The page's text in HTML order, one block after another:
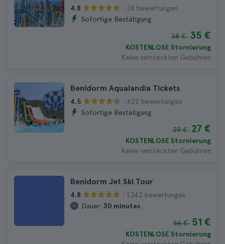
4.8
24 bewertungen
Sofortige Bestätigung
38 € 35 €
KOSTENLOSE Stornierung
Keine versteckten Gebühren
Benidorm Aqualandia Tickets
4.5
622 bewertungen
Sofortige Bestätigung
29 € 27 €
KOSTENLOSE Stornierung
Keine versteckten Gebühren
Benidorm Jet Ski Tour
4.8
1.242 bewertungen
Dauer: 30 minutes
56 € 51 €
KOSTENLOSE Stornierung